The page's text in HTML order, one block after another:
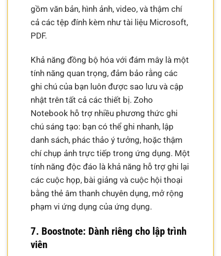
gồm văn bản, hình ảnh, video, và thậm chí
cả các tệp đính kèm như tài liệu Microsoft,
PDF.
Khả năng đồng bộ hóa với đám mây là một
tính năng quan trọng, đảm bảo rằng các
ghi chú của bạn luôn được sao lưu và cập
nhật trên tất cả các thiết bị. Zoho
Notebook hỗ trợ nhiều phương thức ghi
chú sáng tạo: bạn có thể ghi nhanh, lập
danh sách, phác thảo ý tưởng, hoặc thậm
chí chụp ảnh trực tiếp trong ứng dụng. Một
tính năng độc đáo là khả năng hỗ trợ ghi lại
các cuộc họp, bài giảng và cuộc hội thoại
bằng thẻ âm thanh chuyên dụng, mở rộng
phạm vi ứng dụng của ứng dụng.
7. Boostnote: Dành riêng cho lập trình
viên